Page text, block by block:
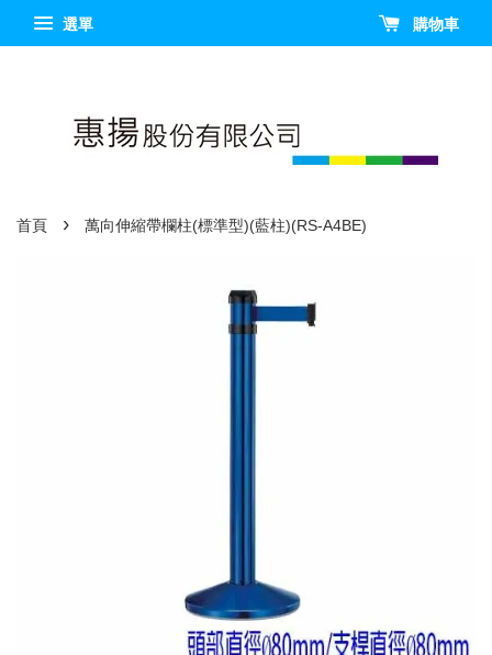
選單 購物車
首頁 › 萬向伸縮帶欄柱(標準型)(藍柱)(RS-A4BE)